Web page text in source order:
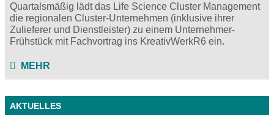
Quartalsmäßig lädt das Life Science Cluster Management
die regionalen Cluster-Unternehmen (inklusive ihrer
Zulieferer und Dienstleister) zu einem Unternehmer-
Frühstück mit Fachvortrag ins KreativWerkR6 ein.
MEHR
AKTUELLES